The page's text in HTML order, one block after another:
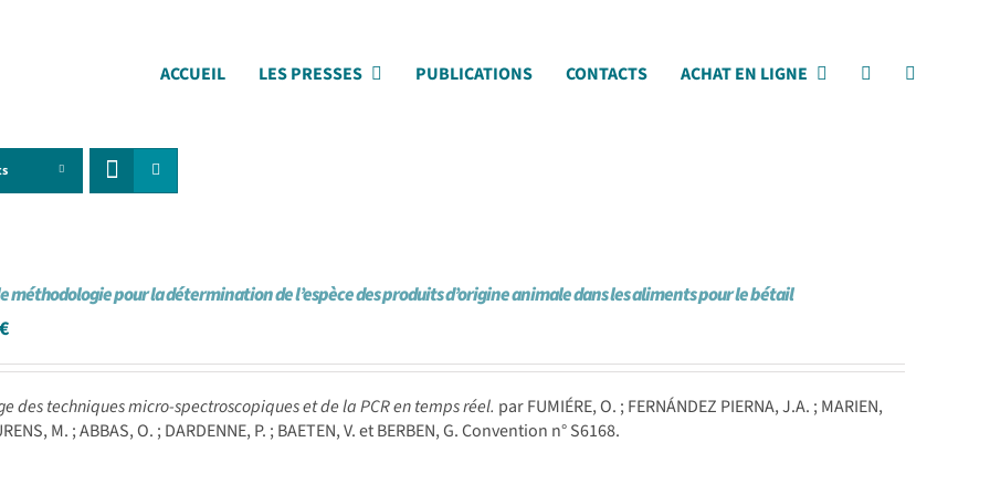
ACCUEIL LES PRESSES PUBLICATIONS CONTACTS ACHAT EN LIGNE
méthodologie pour la détermination de l’espèce des produits d’origine animale dans les aliments pour le bétail
€
des techniques micro-spectroscopiques et de la PCR en temps réel. par FUMIÉRE, O. ; FERNÁNDEZ PIERNA, J.A. ; MARIEN,
M. ; ABBAS, O. ; DARDENNE, P. ; BAETEN, V. et BERBEN, G. Convention n° S6168.